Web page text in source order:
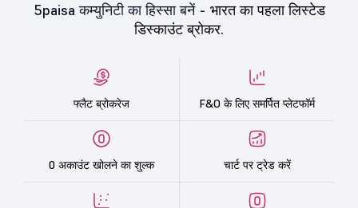
5paisa कम्युनिटी का हिस्सा बनें - भारत का पहला लिस्टेड
डिस्काउंट ब्रोकर.
फ्लैट ब्रोकरेज F&O के लिए समर्पित प्लेटफॉर्म
0 अकाउंट खोलने का शुल्क चार्ट पर ट्रेड करें